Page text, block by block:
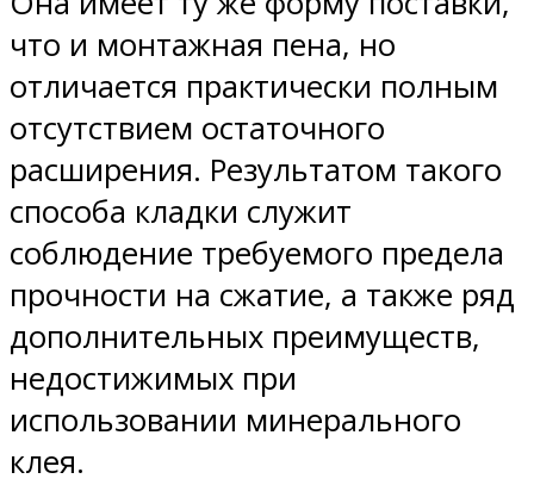
что и монтажная пена, но
отличается практически полным
отсутствием остаточного
расширения. Результатом такого
способа кладки служит
соблюдение требуемого предела
прочности на сжатие, а также ряд
дополнительных преимуществ,
недостижимых при
использовании минерального
клея.